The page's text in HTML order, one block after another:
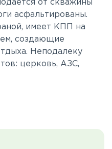
от скважины
асфальтированы.
имеет КПП на
создающие
Неподалеку
церковь, АЗС,